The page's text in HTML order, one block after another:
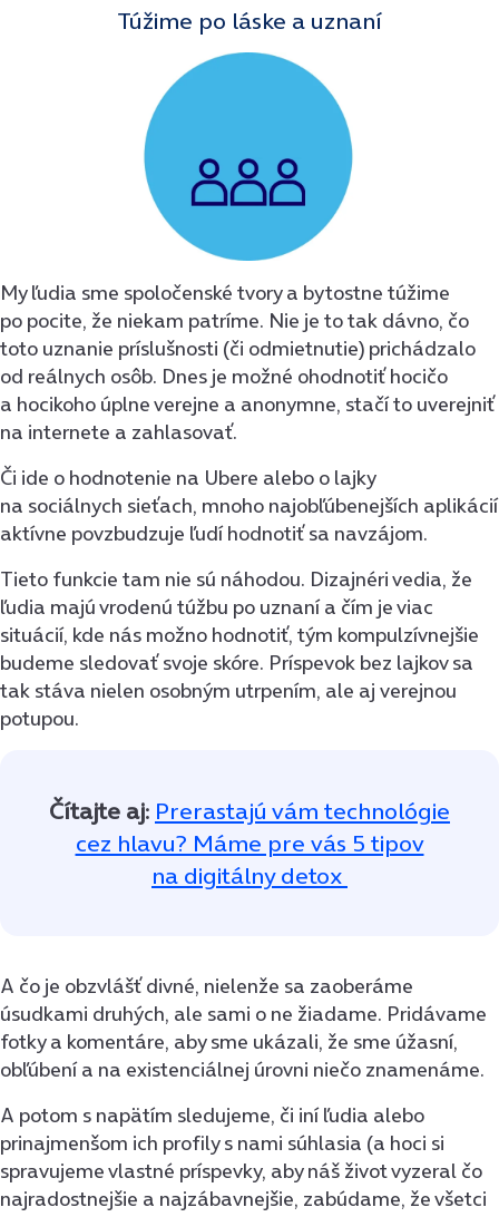
Túžime po láske a uznaní
My ľudia sme spoločenské tvory a bytostne túžime
po pocite, že niekam patríme. Nie je to tak dávno, čo
toto uznanie príslušnosti (či odmietnutie) prichádzalo
od reálnych osôb. Dnes je možné ohodnotiť hocičo
a hocikoho úplne verejne a anonymne, stačí to uverejniť
na internete a zahlasovať.
Či ide o hodnotenie na Ubere alebo o lajky
na sociálnych sieťach, mnoho najobľúbenejších aplikácií
aktívne povzbudzuje ľudí hodnotiť sa navzájom.
Tieto funkcie tam nie sú náhodou. Dizajnéri vedia, že
ľudia majú vrodenú túžbu po uznaní a čím je viac
situácií, kde nás možno hodnotiť, tým kompulzívnejšie
budeme sledovať svoje skóre. Príspevok bez lajkov sa
tak stáva nielen osobným utrpením, ale aj verejnou
potupou.
Čítajte aj: Prerastajú vám technológie
cez hlavu? Máme pre vás 5 tipov
na digitálny detox
A čo je obzvlášť divné, nielenže sa zaoberáme
úsudkami druhých, ale sami o ne žiadame. Pridávame
fotky a komentáre, aby sme ukázali, že sme úžasní,
obľúbení a na existenciálnej úrovni niečo znamenáme.
A potom s napätím sledujeme, či iní ľudia alebo
prinajmenšom ich profily s nami súhlasia (a hoci si
spravujeme vlastné príspevky, aby náš život vyzeral čo
najradostnejšie a najzábavnejšie, zabúdame, že všetci